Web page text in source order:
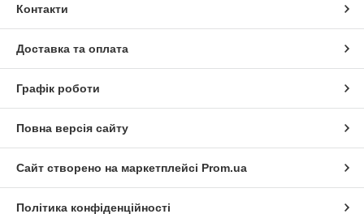
Контакти
Доставка та оплата
Графік роботи
Повна версія сайту
Сайт створено на маркетплейсі Prom.ua
Політика конфіденційності